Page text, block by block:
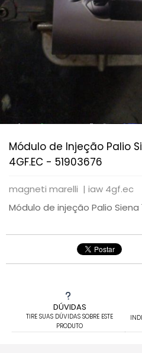
Módulo de Injeção Palio
4GF.EC - 51903676
magneti marelli | iaw 4gf.ec
Módulo de injeção Palio Siena
DÚVIDAS
TIRE SUAS DÚVIDAS SOBRE ESTE
PRODUTO